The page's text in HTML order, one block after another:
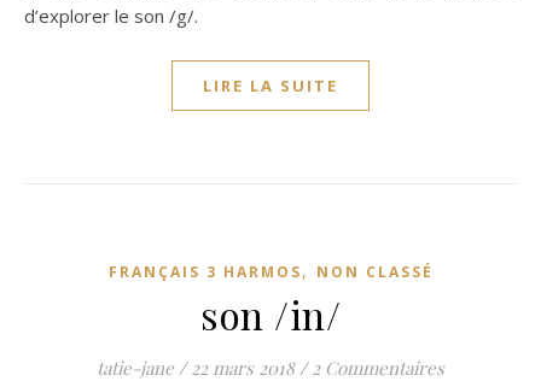
d’explorer le son /g/.
LIRE LA SUITE
FRANÇAIS 3 HARMOS, NON CLASSÉ
son /in/
tatie-jane / 22 mars 2018 / 2 Commentaires